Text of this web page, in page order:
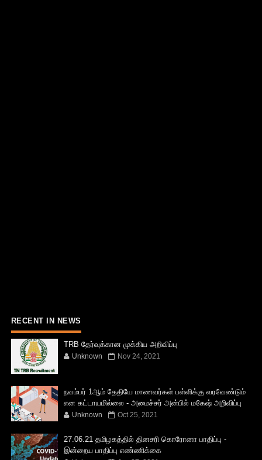
RECENT IN NEWS
TRB தேர்வுக்கான முக்கிய அறிவிப்பு
Unknown Nov 24, 2021
நவம்பர் 1ஆம் தேதியே மாணவர்கள் பள்ளிக்கு வரவேண்டும்
என கட்டாயமில்லை - அமைச்சர் அன்பில் மகேஷ் அறிவிப்பு
Unknown Oct 25, 2021
27.06.21 தமிழகத்தில் தினசரி கொரோனா பாதிப்பு -
இன்றைய பாதிப்பு எண்ணிக்கை